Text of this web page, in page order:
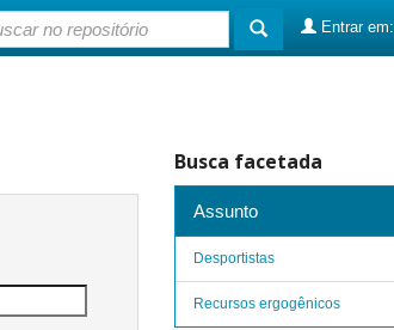
Entrar em:
Busca facetada
Assunto
Desportistas
Recursos ergogênicos